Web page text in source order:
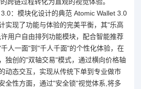
跨链过程转化为直观的视觉体验。
：模块化设计的典范 Atomic Wallet 3.0
实现了功能与体验的完美平衡，其"乐高
用户自由排列功能模块，配合智能推荐
人一面"到"千人千面"的个性化体验，在
独创的"双轴交易"模式，通过横向价格轴
动态交互，实现从传统下单到专业做市
全性方面，通过"安全锁"视觉体系,将多